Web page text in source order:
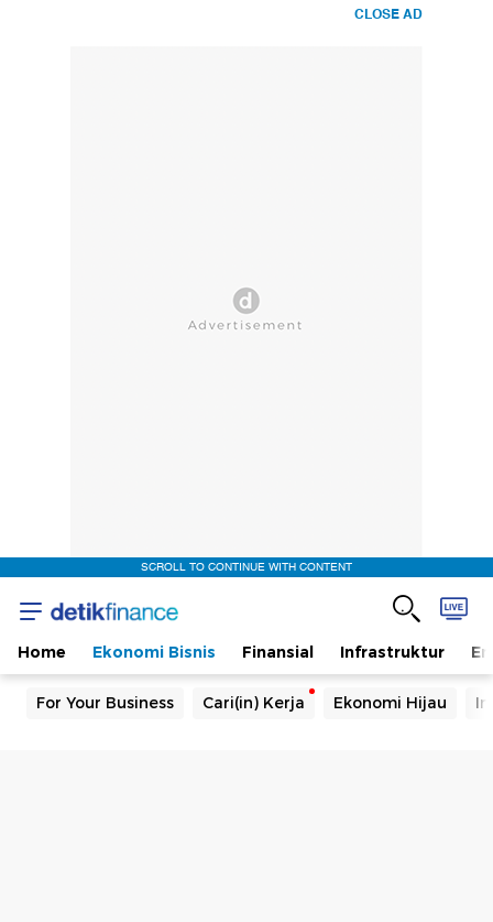
CLOSE AD
SCROLL TO CONTINUE WITH CONTENT
Home Ekonomi Bisnis Finansial Infrastruktur
For Your Business Cari(in) Kerja Ekonomi Hijau